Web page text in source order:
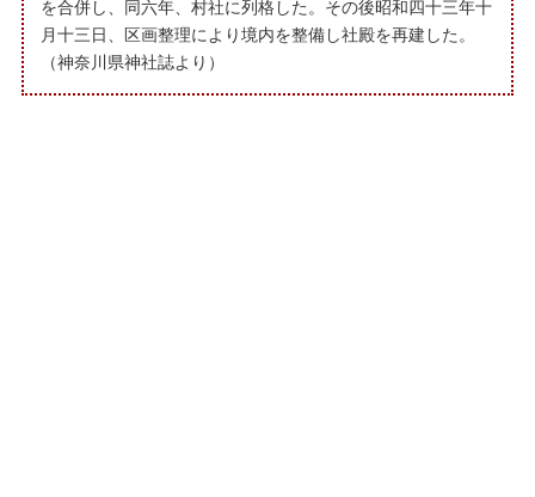
を合併し、同六年、村社に列格した。その後昭和四十三年十
月十三日、区画整理により境内を整備し社殿を再建した。
（神奈川県神社誌より）